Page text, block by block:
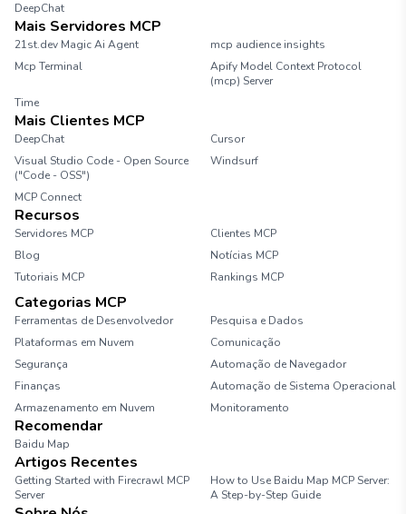
DeepChat
Mais Servidores MCP
21st.dev Magic Ai Agent
mcp audience insights
Mcp Terminal
Apify Model Context Protocol
(mcp) Server
Time
Mais Clientes MCP
DeepChat
Cursor
Visual Studio Code - Open Source
("Code - OSS")
Windsurf
MCP Connect
Recursos
Servidores MCP
Clientes MCP
Blog
Notícias MCP
Tutoriais MCP
Rankings MCP
Categorias MCP
Ferramentas de Desenvolvedor
Pesquisa e Dados
Plataformas em Nuvem
Comunicação
Segurança
Automação de Navegador
Finanças
Automação de Sistema Operacional
Armazenamento em Nuvem
Monitoramento
Recomendar
Baidu Map
Artigos Recentes
Getting Started with Firecrawl MCP
Server
How to Use Baidu Map MCP Server:
A Step-by-Step Guide